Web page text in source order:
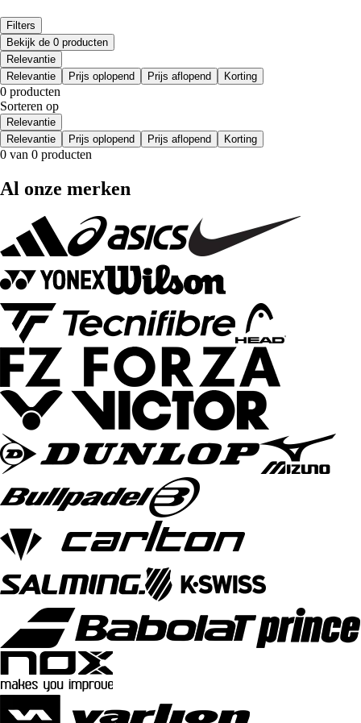
Filters
Bekijk de 0 producten
Relevantie
Relevantie
Prijs oplopend Prijs aflopend Korting
0 producten
Sorteren op
Relevantie
Relevantie
Prijs oplopend Prijs aflopend Korting
0 van 0 producten
Al onze merken